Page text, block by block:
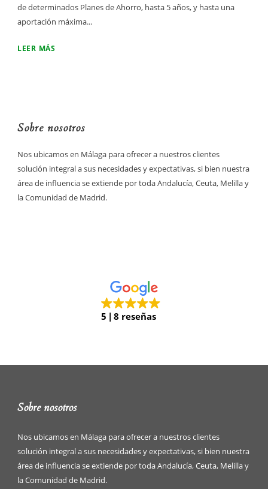
de determinados Planes de Ahorro, hasta 5 años, y hasta una
aportación máxima...
LEER MÁS
Sobre nosotros
Nos ubicamos en Málaga para ofrecer a nuestros clientes
solución integral a sus necesidades y expectativas, si bien nuestra
área de influencia se extiende por toda Andalucía, Ceuta, Melilla y
la Comunidad de Madrid.
5 8 reseñas
Sobre nosotros
Nos ubicamos en Málaga para ofrecer a nuestros clientes
solución integral a sus necesidades y expectativas, si bien nuestra
área de influencia se extiende por toda Andalucía, Ceuta, Melilla y
la Comunidad de Madrid.